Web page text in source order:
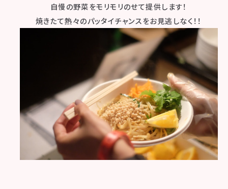
自慢の野菜をモリモリのせて提供します！
焼きたて熱々のパッタイチャンスをお見逃しなく！！